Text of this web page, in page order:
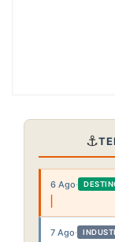
⚓
6 Ago·
7 Ago·